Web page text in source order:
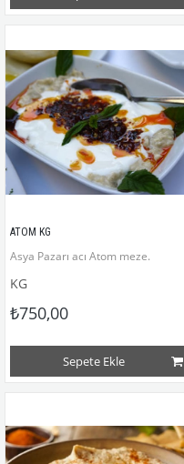
ATOM KG
Asya Pazarı acı Atom meze.
KG
₺750,00
Sepete Ekle